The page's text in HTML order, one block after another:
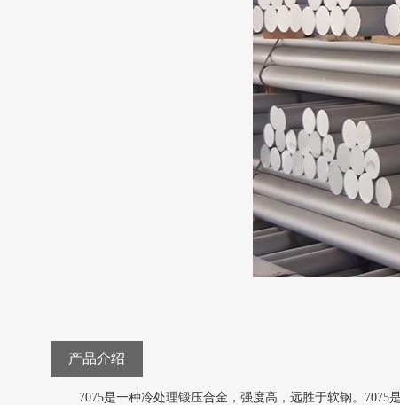
产品介绍
7075是一种冷处理锻压合金，强度高，远胜于软钢。